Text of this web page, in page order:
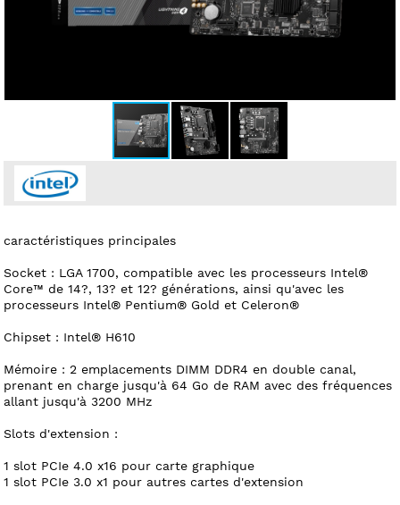
caractéristiques principales
Socket : LGA 1700, compatible avec les processeurs Intel®
Core™ de 14?, 13? et 12? générations, ainsi qu'avec les
processeurs Intel® Pentium® Gold et Celeron®
Chipset : Intel® H610
Mémoire : 2 emplacements DIMM DDR4 en double canal,
prenant en charge jusqu'à 64 Go de RAM avec des fréquences
allant jusqu'à 3200 MHz
Slots d'extension :
1 slot PCIe 4.0 x16 pour carte graphique
1 slot PCIe 3.0 x1 pour autres cartes d'extension